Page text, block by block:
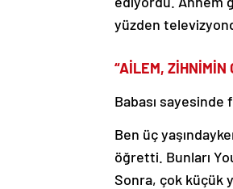
yüzden
“AİLEM, ZİHNİMİN
Babası sayesinde
Ben üç
öğretti. Bunları
Sonra, çok küçük